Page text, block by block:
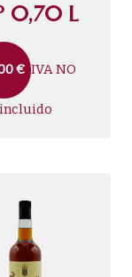
0,70 L
€ IVA NO
incluido